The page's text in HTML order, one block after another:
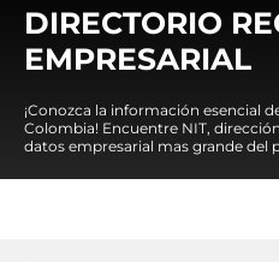
DIRECTORIO
EMPRESARIAL
¡Conozca la información esencial
Colombia! Encuentre NIT,
datos empresarial mas grande del